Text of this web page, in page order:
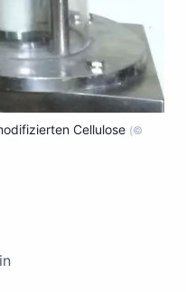
Cellulose (©